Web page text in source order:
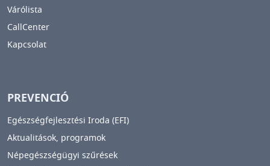
Várólista
CallCenter
Kapcsolat
PREVENCIÓ
Egészségfejlesztési Iroda (EFI)
Aktualitások, programok
Népegészségügyi szűrések